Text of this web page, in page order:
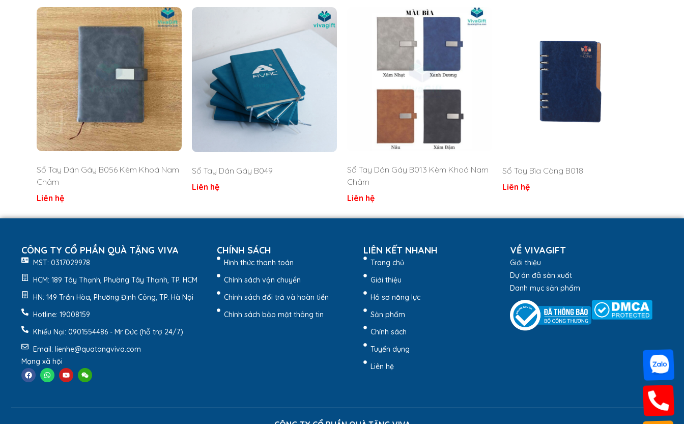
2. Đặc điểm nổi bật sản phẩm
Sổ Tay Dán Gáy B056 Kèm Khoá Nam
Châm
Liên hệ
Sổ Tay Dán Gáy B049
Liên hệ
Sổ Tay Dán Gáy B013 Kèm Khoá Nam
Châm
Liên hệ
Sổ Tay Bìa Còng B018
Liên hệ
CÔNG TY CỔ PHẦN QUÀ TẶNG VIVA
MST: 0317029978
HCM: 189 Tây Thạnh, Phường Tây Thạnh, TP. HCM
HN: 149 Trần Hòa, Phường Định Công, TP. Hà Nội
Hotline: 19008159
Khiếu Nại: 0901554486 - Mr Đức (hỗ trợ 24/7)
Email: lienhe@quatangviva.com
Mạng xã hội
CHÍNH SÁCH
Hình thức thanh toán
Chính sách vận chuyển
Chính sách đổi trả và hoàn tiền
Chính sách bảo mật thông tin
LIÊN KẾT NHANH
Trang chủ
Giới thiệu
Hồ sơ năng lực
Sản phẩm
Chính sách
Tuyển dụng
Liên hệ
VỀ VIVAGIFT
Giới thiệu
Dự án đã sản xuất
Danh mục sản phẩm